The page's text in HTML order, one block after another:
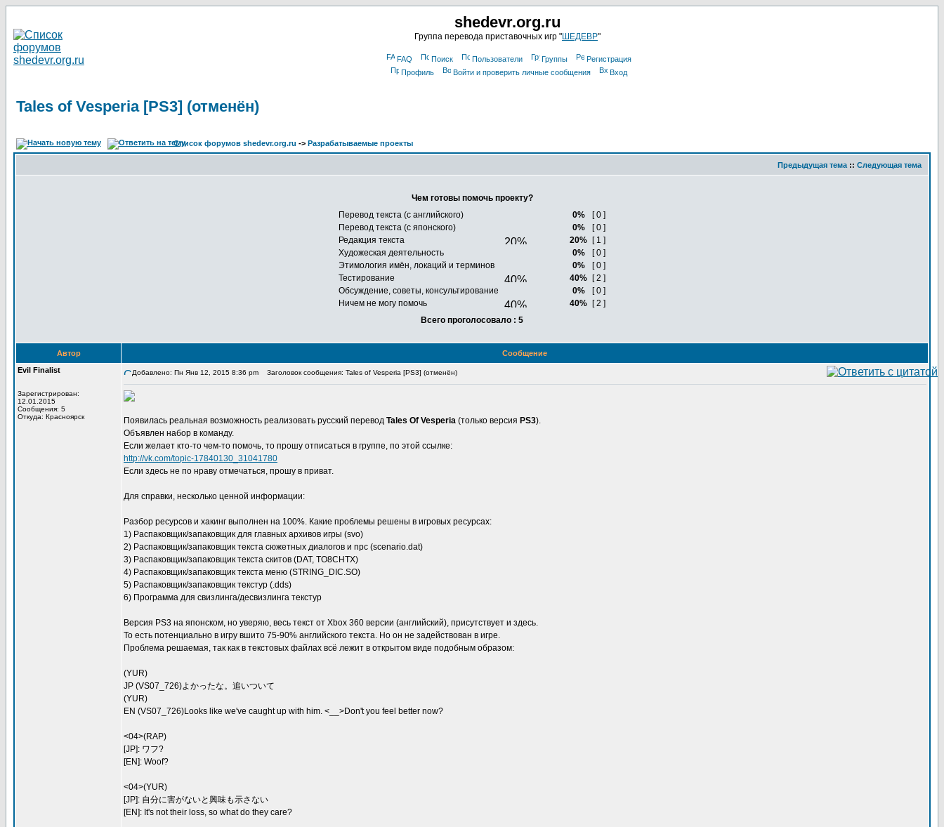
shedevr.org.ru
Группа перевода приставочных игр "ШЕДЕВР"
FAQ Поиск Пользователи Группы
Регистрация
Профиль
Войти и проверить личные сообщения Вход
Tales of Vesperia [PS3] (отменён)
Список форумов shedevr.org.ru -> Разрабатываемые проекты
Предыдущая тема :: Следующая тема
Чем готовы помочь проекту?
Перевод текста (с английского)
0%
[ 0 ]
Перевод текста (с японского)
0%
[ 0 ]
Редакция текста
20%
[ 1 ]
Художеская деятельность
0%
[ 0 ]
Этимология имён, локаций и терминов
0%
[ 0 ]
Тестирование
40%
[ 2 ]
Обсуждение, советы, консультирование
0%
[ 0 ]
Ничем не могу помочь
40%
[ 2 ]
Всего проголосовало : 5
Автор
Сообщение
Evil Finalist
Зарегистрирован:
12.01.2015
Сообщения: 5
Откуда: Красноярск
Добавлено: Пн Янв 12, 2015 8:36 pm Заголовок сообщения: Tales of Vesperia [PS3] (отменён)
Появилась реальная возможность реализовать русский перевод Tales Of Vesperia (только версия PS3).
Объявлен набор в команду.
Если желает кто-то чем-то помочь, то прошу отписаться в группе, по этой ссылке:
http://vk.com/topic-17840130_31041780
Если здесь не по нраву отмечаться, прошу в приват.
Для справки, несколько ценной информации:
Разбор ресурсов и хакинг выполнен на 100%. Какие проблемы решены в игровых ресурсах:
1) Распаковщик/запаковщик для главных архивов игры (svo)
2) Распаковщик/запаковщик текста сюжетных диалогов и npc (scenario.dat)
3) Распаковщик/запаковщик текста скитов (DAT, TO8CHTX)
4) Распаковщик/запаковщик текста меню (STRING_DIC.SO)
5) Распаковщик/запаковщик текстур (.dds)
6) Программа для свизлинга/десвизлинга текстур
Версия PS3 на японском, но уверяю, весь текст от Xbox 360 версии (английский), присутствует и здесь.
То есть потенциально в игру вшито 75-90% английского текста. Но он не задействован в игре.
Проблема решаемая, так как в текстовых файлах всё лежит в открытом виде подобным образом:
(YUR)
JP (VS07_726)よかったな。追いついて
(YUR)
EN (VS07_726)Looks like we've caught up with him. <__>Don't you feel better now?
<04>(RAP)
[JP]: ワフ?
[EN]: Woof?
<04>(YUR)
[JP]: 自分に害がないと興味も示さない
[EN]: It's not their loss, so what do they care?